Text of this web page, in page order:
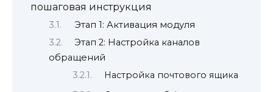
пошаговая инструкция
Этап 1: Активация модуля
Этап 2: Настройка каналов
обращений
Настройка почтового ящика